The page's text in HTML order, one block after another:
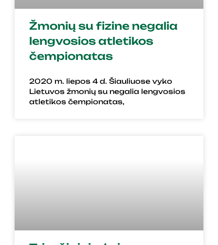
Žmonių su fizine negalia
lengvosios atletikos
čempionatas
2020 m. liepos 4 d. Šiauliuose vyko
Lietuvos žmonių su negalia lengvosios
atletikos čempionatas,